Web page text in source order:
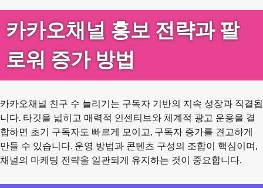
카카오채널 홍보 전략과 팔
로워 증가 방법
카카오채널 친구 수 늘리기는 구독자 기반의 지속 성장과 직결됩
니다. 타깃을 넓히고 매력적 인센티브와 체계적 광고 운용을 결
합하면 초기 구독자도 빠르게 모이고, 구독자 증가를 견고하게
만들 수 있습니다. 운영 방법과 콘텐츠 구성의 조합이 핵심이며,
채널의 마케팅 전략을 일관되게 유지하는 것이 중요합니다.